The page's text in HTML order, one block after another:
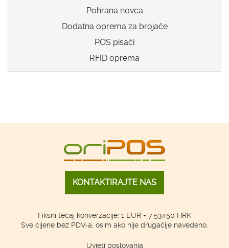
Pohrana novca
Dodatna oprema za brojače
POS pisači
RFID oprema
KONTAKTIRAJTE NAS
Fiksni tečaj konverzacije: 1 EUR = 7,53450 HRK
Sve cijene bez PDV-a, osim ako nije drugačije navedeno.
Uvjeti poslovanja